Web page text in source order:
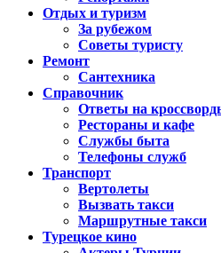
Отдых и туризм
За рубежом
Советы туристу
Ремонт
Сантехника
Справочник
Ответы на
Рестораны и кафе
Службы быта
Телефоны служб
Транспорт
Вертолеты
Вызвать такси
Маршрутные такси
Турецкое кино